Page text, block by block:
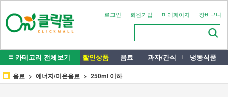
로그인 회원가입 마이페이지 장바구니
카테고리 전체보기 할인상품 음료 과자/간식 냉동식품
음료 에너지/이온음료 250ml 이하